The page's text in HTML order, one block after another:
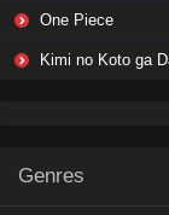
One Piece
Kimi no Koto ga
Genres